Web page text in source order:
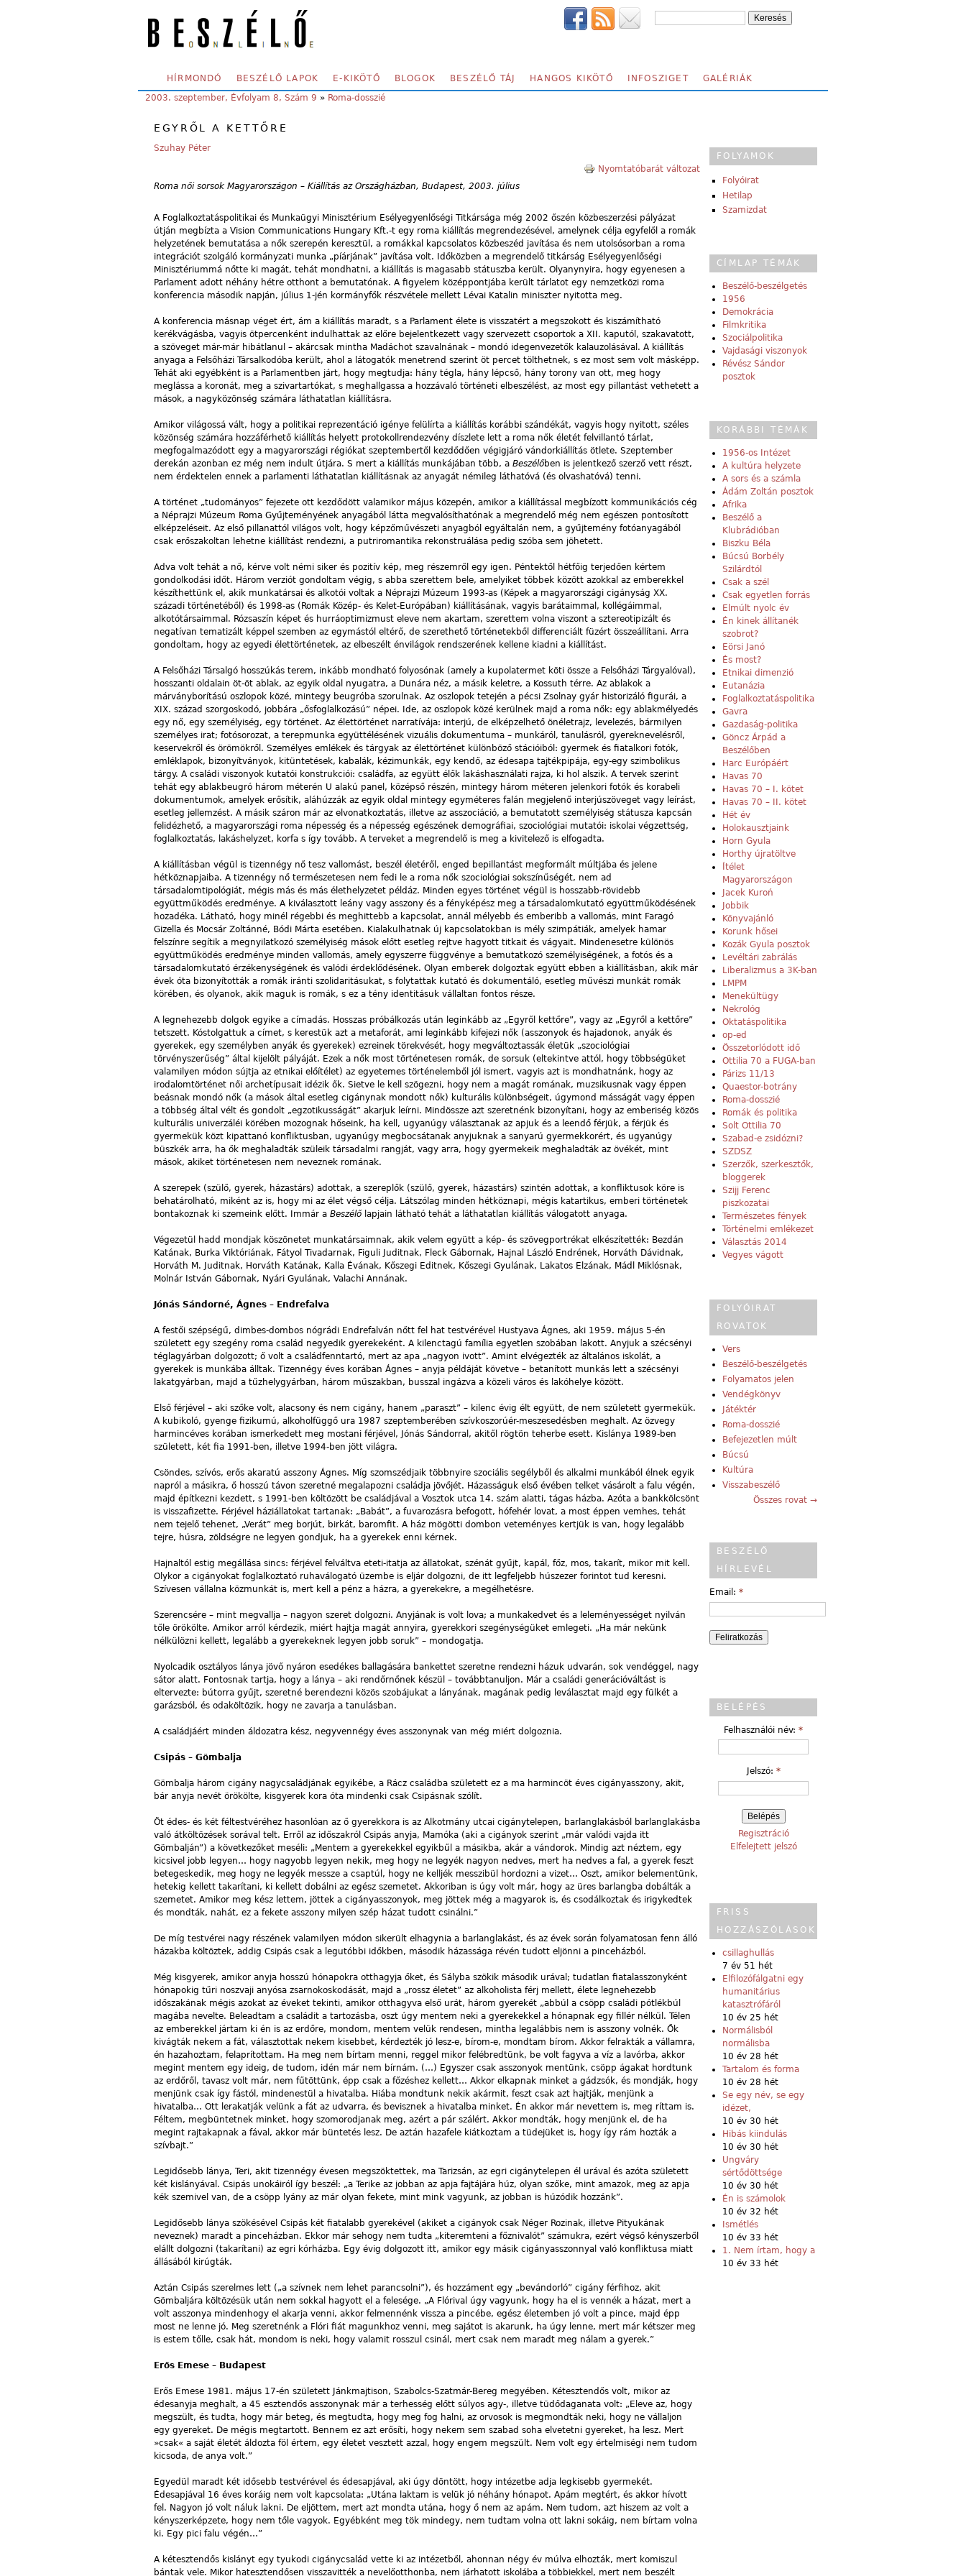
SECONDARY MENU
HÍRMONDÓ BESZÉLŐ LAPOK E-KIKÖTŐ BLOGOK BESZÉLŐ TÁJ HANGOS KIKÖTŐ INFOSZIGET GALÉRIÁK
YOU ARE HERE:
2003. szeptember, Évfolyam 8, Szám 9 » Roma-dosszié
EGYRŐL A KETTŐRE
Szuhay Péter
Nyomtatóbarát változat
Roma női sorsok Magyarországon – Kiállítás az Országházban, Budapest, 2003. július
A Foglalkoztatáspolitikai és Munkaügyi Minisztérium Esélyegyenlőségi Titkársága még 2002 őszén közbeszerzési pályázat
útján megbízta a Vision Communications Hungary Kft.-t egy roma kiállítás megrendezésével, amelynek célja egyfelől a romák
helyzetének bemutatása a nők szerepén keresztül, a romákkal kapcsolatos közbeszéd javítása és nem utolsósorban a roma
integrációt szolgáló kormányzati munka „píárjának” javítása volt. Időközben a megrendelő titkárság Esélyegyenlőségi
Minisztériummá nőtte ki magát, tehát mondhatni, a kiállítás is magasabb státuszba került. Olyanynyira, hogy egyenesen a
Parlament adott néhány hétre otthont a bemutatónak. A figyelem középpontjába került tárlatot egy nemzetközi roma
konferencia második napján, július 1-jén kormányfők részvétele mellett Lévai Katalin miniszter nyitotta meg.
A konferencia másnap véget ért, ám a kiállítás maradt, s a Parlament élete is visszatért a megszokott és kiszámítható
kerékvágásba, vagyis ötpercenként indulhattak az előre bejelentkezett vagy szervezett csoportok a XII. kaputól, szakavatott,
a szöveget már-már hibátlanul – akárcsak mintha Madáchot szavalnának – mondó idegenvezetők kalauzolásával. A kiállítás
anyaga a Felsőházi Társalkodóba került, ahol a látogatók menetrend szerint öt percet tölthetnek, s ez most sem volt másképp.
Tehát aki egyébként is a Parlamentben járt, hogy megtudja: hány tégla, hány lépcső, hány torony van ott, meg hogy
meglássa a koronát, meg a szivartartókat, s meghallgassa a hozzávaló történeti elbeszélést, az most egy pillantást vethetett a
mások, a nagyközönség számára láthatatlan kiállításra.
Amikor világossá vált, hogy a politikai reprezentáció igénye felülírta a kiállítás korábbi szándékát, vagyis hogy nyitott, széles
közönség számára hozzáférhető kiállítás helyett protokollrendezvény díszlete lett a roma nők életét felvillantó tárlat,
megfogalmazódott egy a magyarországi régiókat szeptembertől kezdődően végigjáró vándorkiállítás ötlete. Szeptember
derekán azonban ez még nem indult útjára. S mert a kiállítás munkájában több, a Beszélőben is jelentkező szerző vett részt,
nem érdektelen ennek a parlamenti láthatatlan kiállításnak az anyagát némileg láthatóvá (és olvashatóvá) tenni.
A történet „tudományos” fejezete ott kezdődött valamikor május közepén, amikor a kiállítással megbízott kommunikációs cég
a Néprajzi Múzeum Roma Gyűjteményének anyagából látta megvalósíthatónak a megrendelő még nem egészen pontosított
elképzeléseit. Az első pillanattól világos volt, hogy képzőművészeti anyagból egyáltalán nem, a gyűjtemény fotóanyagából
csak erőszakoltan lehetne kiállítást rendezni, a putriromantika rekonstruálása pedig szóba sem jöhetett.
Adva volt tehát a nő, kérve volt némi siker és pozitív kép, meg részemről egy igen. Péntektől hétfőig terjedően kértem
gondolkodási időt. Három verziót gondoltam végig, s abba szerettem bele, amelyiket többek között azokkal az emberekkel
készíthettünk el, akik munkatársai és alkotói voltak a Néprajzi Múzeum 1993-as (Képek a magyarországi cigányság XX.
századi történetéből) és 1998-as (Romák Közép- és Kelet-Európában) kiállításának, vagyis barátaimmal, kollégáimmal,
alkotótársaimmal. Rózsaszín képet és hurráoptimizmust eleve nem akartam, szerettem volna viszont a sztereotipizált és
negatívan tematizált képpel szemben az egymástól eltérő, de szerethető történetekből differenciált füzért összeállítani. Arra
gondoltam, hogy az egyedi élettörténetek, az elbeszélt énvilágok rendszerének kellene kiadni a kiállítást.
A Felsőházi Társalgó hosszúkás terem, inkább mondható folyosónak (amely a kupolatermet köti össze a Felsőházi Tárgyalóval),
hosszanti oldalain öt-öt ablak, az egyik oldal nyugatra, a Dunára néz, a másik keletre, a Kossuth térre. Az ablakok a
márványborítású oszlopok közé, mintegy beugróba szorulnak. Az oszlopok tetején a pécsi Zsolnay gyár historizáló figurái, a
XIX. század szorgoskodó, jobbára „ősfoglalkozású” népei. Ide, az oszlopok közé kerülnek majd a roma nők: egy ablakmélyedés
egy nő, egy személyiség, egy történet. Az élettörténet narratívája: interjú, de elképzelhető önéletrajz, levelezés, bármilyen
személyes irat; fotósorozat, a terepmunka együttélésének vizuális dokumentuma – munkáról, tanulásról, gyereknevelésről,
keservekről és örömökről. Személyes emlékek és tárgyak az élettörténet különböző stációiból: gyermek és fiatalkori fotók,
emléklapok, bizonyítványok, kitüntetések, kabalák, kézimunkák, egy kendő, az édesapa tajtékpipája, egy-egy szimbolikus
tárgy. A családi viszonyok kutatói konstrukciói: családfa, az együtt élők lakáshasználati rajza, ki hol alszik. A tervek szerint
tehát egy ablakbeugró három méterén U alakú panel, középső részén, mintegy három méteren jelenkori fotók és korabeli
dokumentumok, amelyek erősítik, aláhúzzák az egyik oldal mintegy egyméteres falán megjelenő interjúszöveget vagy leírást,
esetleg jellemzést. A másik száron már az elvonatkoztatás, illetve az asszociáció, a bemutatott személyiség státusza kapcsán
felidézhető, a magyarországi roma népesség és a népesség egészének demográfiai, szociológiai mutatói: iskolai végzettség,
foglalkoztatás, lakáshelyzet, korfa s így tovább. A terveket a megrendelő is meg a kivitelező is elfogadta.
A kiállításban végül is tizennégy nő tesz vallomást, beszél életéről, enged bepillantást megformált múltjába és jelene
hétköznapjaiba. A tizennégy nő természetesen nem fedi le a roma nők szociológiai sokszínűségét, nem ad
társadalomtipológiát, mégis más és más élethelyzetet példáz. Minden egyes történet végül is hosszabb-rövidebb
együttműködés eredménye. A kiválasztott leány vagy asszony és a fényképész meg a társadalomkutató együttműködésének
hozadéka. Látható, hogy minél régebbi és meghittebb a kapcsolat, annál mélyebb és emberibb a vallomás, mint Faragó
Gizella és Mocsár Zoltánné, Bódi Márta esetében. Kialakulhatnak új kapcsolatokban is mély szimpátiák, amelyek hamar
felszínre segítik a megnyilatkozó személyiség mások előtt esetleg rejtve hagyott titkait és vágyait. Mindenesetre különös
együttműködés eredménye minden vallomás, amely egyszerre függvénye a bemutatkozó személyiségének, a fotós és a
társadalomkutató érzékenységének és valódi érdeklődésének. Olyan emberek dolgoztak együtt ebben a kiállításban, akik már
évek óta bizonyították a romák iránti szolidaritásukat, s folytattak kutató és dokumentáló, esetleg művészi munkát romák
körében, és olyanok, akik maguk is romák, s ez a tény identitásuk vállaltan fontos része.
A legnehezebb dolgok egyike a címadás. Hosszas próbálkozás után leginkább az „Egyről kettőre”, vagy az „Egyről a kettőre”
tetszett. Kóstolgattuk a címet, s kerestük azt a metaforát, ami leginkább kifejezi nők (asszonyok és hajadonok, anyák és
gyerekek, egy személyben anyák és gyerekek) ezreinek törekvését, hogy megváltoztassák életük „szociológiai
törvényszerűség” által kijelölt pályáját. Ezek a nők most történetesen romák, de sorsuk (eltekintve attól, hogy többségüket
valamilyen módon sújtja az etnikai előítélet) az egyetemes történelemből jól ismert, vagyis azt is mondhatnánk, hogy az
irodalomtörténet női archetípusait idézik ők. Sietve le kell szögezni, hogy nem a magát romának, muzsikusnak vagy éppen
beásnak mondó nők (a mások által esetleg cigánynak mondott nők) kulturális különbségeit, úgymond másságát vagy éppen
a többség által vélt és gondolt „egzotikusságát” akarjuk leírni. Mindössze azt szeretnénk bizonyítani, hogy az emberiség közös
kulturális univerzáléi körében mozognak hőseink, ha kell, ugyanúgy választanak az apjuk és a leendő férjük, a férjük és
gyermekük közt kipattanó konfliktusban, ugyanúgy megbocsátanak anyjuknak a sanyarú gyermekkorért, és ugyanúgy
büszkék arra, ha ők meghaladták szüleik társadalmi rangját, vagy arra, hogy gyermekeik meghaladták az övékét, mint
mások, akiket történetesen nem neveznek romának.
A szerepek (szülő, gyerek, házastárs) adottak, a szereplők (szülő, gyerek, házastárs) szintén adottak, a konfliktusok köre is
behatárolható, miként az is, hogy mi az élet végső célja. Látszólag minden hétköznapi, mégis katartikus, emberi történetek
bontakoznak ki szemeink előtt. Immár a Beszélőlapjain látható tehát a láthatatlan kiállítás válogatott anyaga.
Végezetül hadd mondjak köszönetet munkatársaimnak, akik velem együtt a kép- és szövegportrékat elkészítették: Bezdán
Katának, Burka Viktóriának, Fátyol Tivadarnak, Figuli Juditnak, Fleck Gábornak, Hajnal László Endrének, Horváth Dávidnak,
Horváth M. Juditnak, Horváth Katának, Kalla Évának, Kőszegi Editnek, Kőszegi Gyulának, Lakatos Elzának, Mádl Miklósnak,
Molnár István Gábornak, Nyári Gyulának, Valachi Annának.
Jónás Sándorné, Ágnes – Endrefalva
A festői szépségű, dimbes-dombos nógrádi Endrefalván nőtt fel hat testvérével Hustyava Ágnes, aki 1959. május 5-én
született egy szegény roma család negyedik gyerekeként. A kilenctagú família egyetlen szobában lakott. Anyjuk a szécsényi
téglagyárban dolgozott; ő volt a családfenntartó, mert az apa „nagyon ivott”. Amint elvégezték az általános iskolát, a
gyerekek is munkába álltak. Tizennégy éves korában Ágnes – anyja példáját követve – betanított munkás lett a szécsényi
lakatgyárban, majd a tűzhelygyárban, három műszakban, busszal ingázva a közeli város és lakóhelye között.
Első férjével – aki szőke volt, alacsony és nem cigány, hanem „paraszt” – kilenc évig élt együtt, de nem született gyermekük.
A kubikoló, gyenge fizikumú, alkoholfüggő ura 1987 szeptemberében szívkoszorúér-meszesedésben meghalt. Az özvegy
harmincéves korában ismerkedett meg mostani férjével, Jónás Sándorral, akitől rögtön teherbe esett. Kislánya 1989-ben
született, két fia 1991-ben, illetve 1994-ben jött világra.
Csöndes, szívós, erős akaratú asszony Ágnes. Míg szomszédjaik többnyire szociális segélyből és alkalmi munkából élnek egyik
napról a másikra, ő hosszú távon szeretné megalapozni családja jövőjét. Házasságuk első évében telket vásárolt a falu végén,
majd építkezni kezdett, s 1991-ben költözött be családjával a Vosztok utca 14. szám alatti, tágas házba. Azóta a bankkölcsönt
is visszafizette. Férjével háziállatokat tartanak: „Babát”, a fuvarozásra befogott, hófehér lovat, a most éppen vemhes, tehát
nem tejelő tehenet, „Verát” meg borjút, birkát, baromfit. A ház mögötti dombon veteményes kertjük is van, hogy legalább
tejre, húsra, zöldségre ne legyen gondjuk, ha a gyerekek enni kérnek.
Hajnaltól estig megállása sincs: férjével felváltva eteti-itatja az állatokat, szénát gyűjt, kapál, főz, mos, takarít, mikor mit kell.
Olykor a cigányokat foglalkoztató ruhaválogató üzembe is eljár dolgozni, de itt legfeljebb húszezer forintot tud keresni.
Szívesen vállalna közmunkát is, mert kell a pénz a házra, a gyerekekre, a megélhetésre.
Szerencsére – mint megvallja – nagyon szeret dolgozni. Anyjának is volt lova; a munkakedvet és a leleményességet nyilván
tőle örökölte. Amikor arról kérdezik, miért hajtja magát annyira, gyerekkori szegénységüket emlegeti. „Ha már nekünk
nélkülözni kellett, legalább a gyerekeknek legyen jobb soruk” – mondogatja.
Nyolcadik osztályos lánya jövő nyáron esedékes ballagására bankettet szeretne rendezni házuk udvarán, sok vendéggel, nagy
sátor alatt. Fontosnak tartja, hogy a lánya – aki rendőrnőnek készül – továbbtanuljon. Már a családi generációváltást is
eltervezte: bútorra gyűjt, szeretné berendezni közös szobájukat a lányának, magának pedig leválasztat majd egy fülkét a
garázsból, és odaköltözik, hogy ne zavarja a tanulásban.
A családjáért minden áldozatra kész, negyvennégy éves asszonynak van még miért dolgoznia.
Csipás – Gömbalja
Gömbalja három cigány nagycsaládjának egyikébe, a Rácz családba született ez a ma harmincöt éves cigányasszony, akit,
bár anyja nevét örökölte, kisgyerek kora óta mindenki csak Csipásnak szólít.
Öt édes- és két féltestvéréhez hasonlóan az ő gyerekkora is az Alkotmány utcai cigánytelepen, barlanglakásból barlanglakásba
való átköltözések sorával telt. Erről az időszakról Csipás anyja, Mamóka (aki a cigányok szerint „már valódi vajda itt
Gömbalján”) a következőket meséli: „Mentem a gyerekekkel egyikbűl a másikba, akár a vándorok. Mindig azt néztem, egy
kicsivel jobb legyen… hogy nagyobb legyen nekik, meg hogy ne legyék nagyon nedves, mert ha nedves a fal, a gyerek feszt
betegeskedik, meg hogy ne legyék messze a csaptúl, hogy ne kelljék messzibül hordozni a vizet… Oszt, amikor belementünk,
hetekig kellett takarítani, ki kellett dobálni az egész szemetet. Akkoriban is úgy volt már, hogy az üres barlangba dobálták a
szemetet. Amikor meg kész lettem, jöttek a cigányasszonyok, meg jöttek még a magyarok is, és csodálkoztak és irigykedtek
és mondták, nahát, ez a fekete asszony milyen szép házat tudott csinálni.”
De míg testvérei nagy részének valamilyen módon sikerült elhagynia a barlanglakást, és az évek során folyamatosan fenn álló
házakba költöztek, addig Csipás csak a legutóbbi időkben, második házassága révén tudott eljönni a pinceházból.
Még kisgyerek, amikor anyja hosszú hónapokra otthagyja őket, és Sályba szökik második urával; tudatlan fiatalasszonyként
hónapokig tűri noszvaji anyósa zsarnokoskodását, majd a „rossz életet” az alkoholista férj mellett, élete legnehezebb
időszakának mégis azokat az éveket tekinti, amikor otthagyva első urát, három gyerekét „abbúl a csöpp családi pótlékbúl
magába nevelte. Beleadtam a családit a tartozásba, oszt úgy mentem neki a gyerekekkel a hónapnak egy fillér nélkül. Télen
az emberekkel jártam ki én is az erdőre, mondom, mentem velük rendesen, mintha legalábbis nem is asszony volnék. Ők
kivágták nekem a fát, választottak nekem kisebbet, kérdezték jó lesz-e, bírom-e, mondtam bírom. Akkor felrakták a vállamra,
én hazahoztam, felaprítottam. Ha meg nem bírtam menni, reggel mikor felébredtünk, be volt fagyva a víz a lavórba, akkor
megint mentem egy ideig, de tudom, idén már nem bírnám. (…) Egyszer csak asszonyok mentünk, csöpp ágakat hordtunk
az erdőről, tavasz volt már, nem fűtöttünk, épp csak a főzéshez kellett… Akkor elkapnak minket a gádzsók, és mondják, hogy
menjünk csak így fástól, mindenestül a hivatalba. Hiába mondtunk nekik akármit, feszt csak azt hajtják, menjünk a
hivatalba… Ott lerakatják velünk a fát az udvarra, és bevisznek a hivatalba minket. Én akkor már nevettem is, meg ríttam is.
Féltem, megbüntetnek minket, hogy szomorodjanak meg, azért a pár szálért. Akkor mondták, hogy menjünk el, de ha
megint rajtakapnak a fával, akkor már büntetés lesz. De aztán hazafele kiátkoztam a tüdejüket is, hogy így rám hozták a
szívbajt.”
Legidősebb lánya, Teri, akit tizennégy évesen megszöktettek, ma Tarizsán, az egri cigánytelepen él urával és azóta született
két kislányával. Csipás unokáiról így beszél: „a Terike az jobban az apja fajtájára húz, olyan szőke, mint amazok, meg az apja
kék szemivel van, de a csöpp lyány az már olyan fekete, mint mink vagyunk, az jobban is húzódik hozzánk”.
Legidősebb lánya szökésével Csipás két fiatalabb gyerekével (akiket a cigányok csak Néger Rozinak, illetve Pityukának
neveznek) maradt a pinceházban. Ekkor már sehogy nem tudta „kiteremteni a főznivalót” számukra, ezért végső kényszerből
elállt dolgozni (takarítani) az egri kórházba. Egy évig dolgozott itt, amikor egy másik cigányasszonnyal való konfliktusa miatt
állásából kirúgták.
Aztán Csipás szerelmes lett („a szívnek nem lehet parancsolni”), és hozzáment egy „bevándorló” cigány férfihoz, akit
Gömbaljára költözésük után nem sokkal hagyott el a felesége. „A Flórival úgy vagyunk, hogy ha el is vennék a házat, mert a
volt asszonya mindenhogy el akarja venni, akkor felmennénk vissza a pincébe, egész életemben jó volt a pince, majd épp
most ne lenne jó. Meg szeretnénk a Flóri fiát magunkhoz venni, meg sajátot is akarunk, ha úgy lenne, mert már kétszer meg
is estem tőlle, csak hát, mondom is neki, hogy valamit rosszul csinál, mert csak nem maradt meg nálam a gyerek.”
Erős Emese – Budapest
Erős Emese 1981. május 17-én született Jánkmajtison, Szabolcs-Szatmár-Bereg megyében. Kétesztendős volt, mikor az
édesanyja meghalt, a 45 esztendős asszonynak már a terhesség előtt súlyos agy-, illetve tüdődaganata volt: „Eleve az, hogy
megszült, és tudta, hogy már beteg, és megtudta, hogy meg fog halni, az orvosok is megmondták neki, hogy ne vállaljon
egy gyereket. De mégis megtartott. Bennem ez azt erősíti, hogy nekem sem szabad soha elvetetni gyereket, ha lesz. Mert
»csak« a saját életét áldozta föl értem, egy életet vesztett azzal, hogy engem megszült. Nem volt egy értelmiségi nem tudom
kicsoda, de anya volt.”
Egyedül maradt két idősebb testvérével és édesapjával, aki úgy döntött, hogy intézetbe adja legkisebb gyermekét.
Édesapjával 16 éves koráig nem volt kapcsolata: „Utána laktam is velük jó néhány hónapot. Apám megtért, és akkor hívott
fel. Nagyon jó volt náluk lakni. De eljöttem, mert azt mondta utána, hogy ő nem az apám. Nem tudom, azt hiszem az volt a
kényszerképzete, hogy nem tőle vagyok. Egyébként meg tök mindegy, nem tudtam volna ott lakni sokáig, nem bírtam volna
ki. Egy pici falu végén…”
A kétesztendős kislányt egy tyukodi cigánycsalád vette ki az intézetből, ahonnan négy év múlva elhozták, mert komiszul
bántak vele. Mikor hatesztendősen visszavitték a nevelőotthonba, nem járhatott iskolába a többiekkel, mert nem beszélt
FOLYAMOK
Folyóirat
Hetilap
Szamizdat
CÍMLAP TÉMÁK
Beszélő-beszélgetés
1956
Demokrácia
Filmkritika
Szociálpolitika
Vajdasági viszonyok
Révész Sándor
posztok
KORÁBBI TÉMÁK
1956-os Intézet
A kultúra helyzete
A sors és a számla
Ádám Zoltán posztok
Afrika
Beszélő a
Klubrádióban
Biszku Béla
Búcsú Borbély
Szilárdtól
Csak a szél
Csak egyetlen forrás
Elmúlt nyolc év
Én kinek állítanék
szobrot?
Eörsi Janó
És most?
Etnikai dimenzió
Eutanázia
Foglalkoztatáspolitika
Gavra
Gazdaság-politika
Göncz Árpád a
Beszélőben
Harc Európáért
Havas 70
Havas 70 – I. kötet
Havas 70 – II. kötet
Hét év
Holokausztjaink
Horn Gyula
Horthy újratöltve
Ítélet
Magyarországon
Jacek Kuroń
Jobbik
Könyvajánló
Korunk hősei
Kozák Gyula posztok
Levéltári zabrálás
Liberalizmus a 3K-ban
LMPM
Menekültügy
Nekrológ
Oktatáspolitika
op-ed
Összetorlódott idő
Ottilia 70 a FUGA-ban
Párizs 11/13
Quaestor-botrány
Roma-dosszié
Romák és politika
Solt Ottilia 70
Szabad-e zsidózni?
SZDSZ
Szerzők, szerkesztők,
bloggerek
Szijj Ferenc
piszkozatai
Természetes fények
Történelmi emlékezet
Választás 2014
Vegyes vágott
FOLYÓIRAT
ROVATOK
Vers
Beszélő-beszélgetés
Folyamatos jelen
Vendégkönyv
Játéktér
Roma-dosszié
Befejezetlen múlt
Búcsú
Kultúra
Visszabeszélő
Összes rovat →
BESZÉLŐ
HÍRLEVÉL
Email: *
BELÉPÉS
Felhasználói név: *
Jelszó: *
Regisztráció
Elfelejtett jelszó
FRISS
HOZZÁSZÓLÁSOK
csillaghullás
7 év 51 hét
Elfilozófálgatni egy
humanitárius
katasztrófáról
10 év 25 hét
Normálisból
normálisba
10 év 28 hét
Tartalom és forma
10 év 28 hét
Se egy név, se egy
idézet,
10 év 30 hét
Hibás kiindulás
10 év 30 hét
Ungváry
sértődöttsége
10 év 30 hét
Én is számolok
10 év 32 hét
Ismétlés
10 év 33 hét
1. Nem írtam, hogy a
10 év 33 hét